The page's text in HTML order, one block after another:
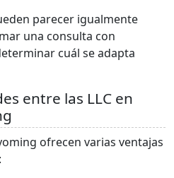
parecer igualmente
una consulta con
cuál se adapta
entre las LLC en
ofrecen varias ventajas